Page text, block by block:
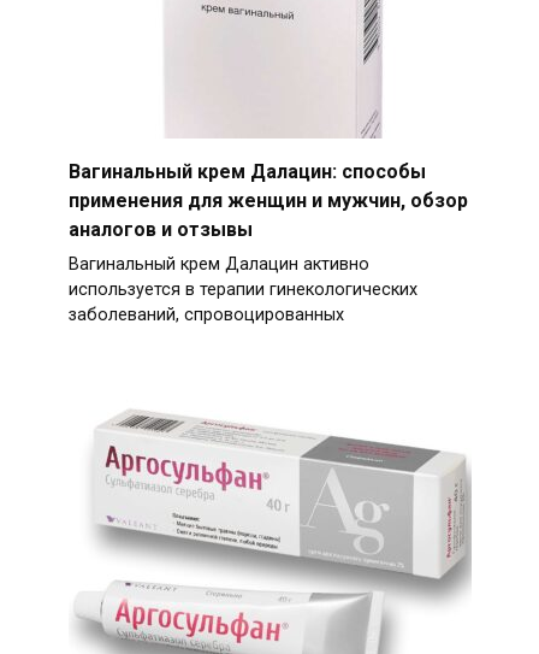
Вагинальный крем Далацин: способы
применения для женщин и мужчин, обзор
аналогов и отзывы
Вагинальный крем Далацин активно
используется в терапии гинекологических
заболеваний, спровоцированных